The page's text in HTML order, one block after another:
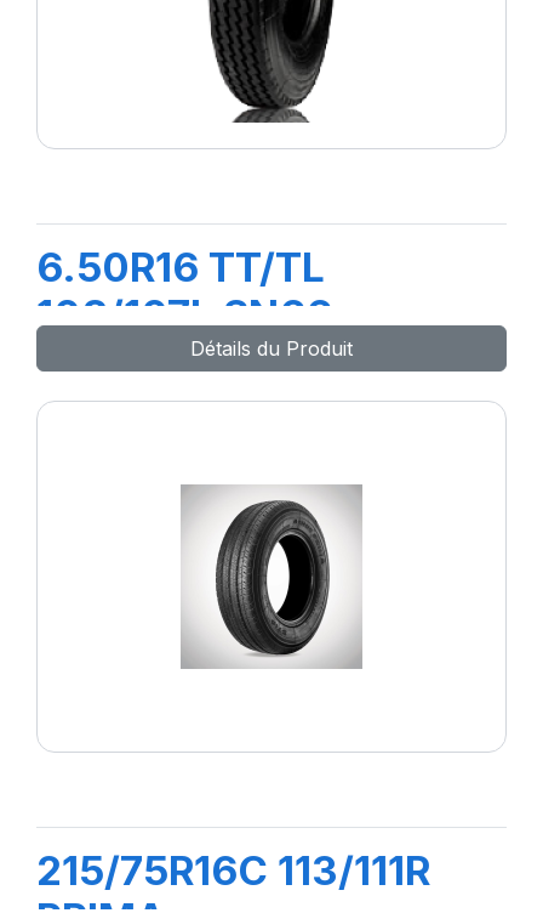
6.50R16 TT/TL
108/107L SN66
Détails du Produit
215/75R16C 113/111R